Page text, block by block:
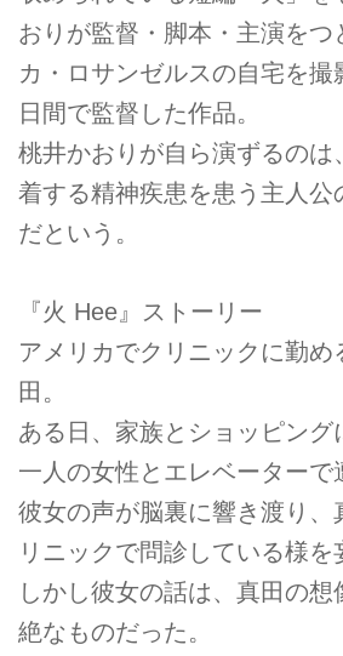
おりが監督・脚本・主演をつ
カ・ロサンゼルスの自宅を撮
日間で監督した作品。
桃井かおりが自ら演ずるのは
着する精神疾患を患う主人公
だという。
『火 Hee』ストーリー
アメリカでクリニックに勤め
田。
ある日、家族とショッピング
一人の女性とエレベーターで
彼女の声が脳裏に響き渡り、
リニックで問診している様を
しかし彼女の話は、真田の想
絶なものだった。